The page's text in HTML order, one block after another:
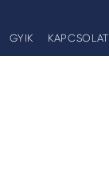
GYIK KAPCSOLAT